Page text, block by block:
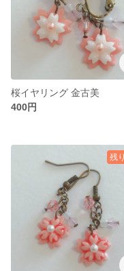
桜イヤリング 金古美
400円
残